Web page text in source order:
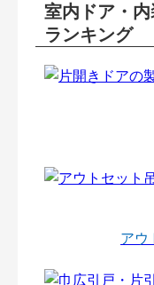
室内ドア・
ランキング
アウ